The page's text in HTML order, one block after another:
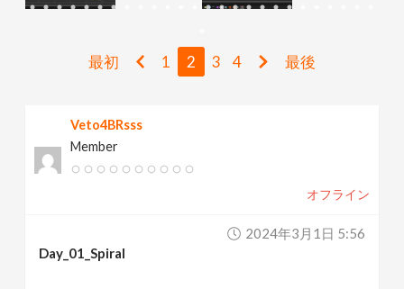
最初 1 2 3 4 最後
Veto4BRsss
Member
オフライン
2024年3月1日 5:56
Day_01_Spiral